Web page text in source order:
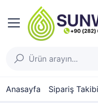
Anasayfa Sipariş Takibi